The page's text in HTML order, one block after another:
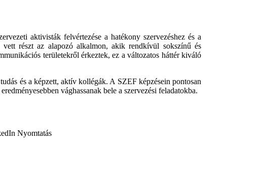
aktivisták felvértezése a hatékony szervezéshez és a
részt az alapozó alkalmon, akik rendkívül sokszínű és
területekről érkeztek, ez a változatos háttér kiváló
és a képzett, aktív kollégák. A SZEF képzésein pontosan
vághassanak bele a szervezési feladatokba.
Nyomtatás